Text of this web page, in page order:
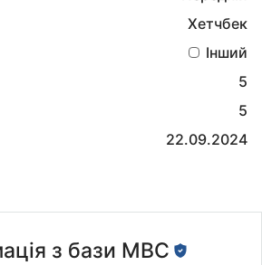
Хетчбек
Інший
5
5
22.09.2024
з бази МВС